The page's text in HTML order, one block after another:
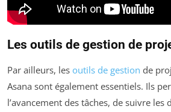
Les outils de gestion de
Par ailleurs, les outils de gestion de
Asana sont également essentiels. Ils
l’avancement des tâches, de suivre les